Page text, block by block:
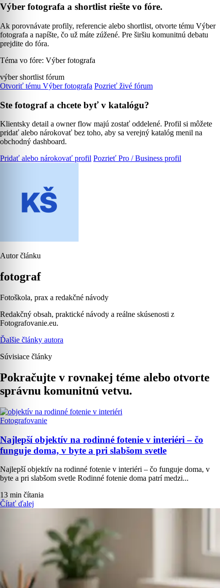
Výber fotografa a shortlist riešte vo fóre.
Ak porovnávate profily, referencie alebo shortlist, otvorte tému Výber
fotografa a napíšte, čo už máte zúžené. Pre širšiu komunitnú debatu
prejdite do fóra.
Téma vo fóre: Výber fotografa
výber shortlist fórum
Otvoriť tému Výber fotografa Pozrieť živé fórum
Ste fotograf a chcete byť v katalógu?
Klientsky detail a owner flow majú zostať oddelené. Profil si môžete
pridať alebo nárokovať bez toho, aby sa verejný katalóg menil na
obchodný dashboard.
Pridať alebo nárokovať profil Pozrieť Pro / Business profil
Autor článku
fotograf
Fotoškola, prax a redakčné návody
Redakčný obsah, praktické návody a reálne skúsenosti z
Fotografovanie.eu.
Ďalšie články autora
Súvisiace články
Pokračujte v rovnakej téme alebo otvorte
správnu komunitnú vetvu.
Fotografovanie
Najlepší objektív na rodinné fotenie v interiéri – čo
funguje doma, v byte a pri slabšom svetle
Najlepší objektív na rodinné fotenie v interiéri – čo funguje doma, v
byte a pri slabšom svetle Rodinné fotenie doma patrí medzi...
13 min čítania
Čítať ďalej